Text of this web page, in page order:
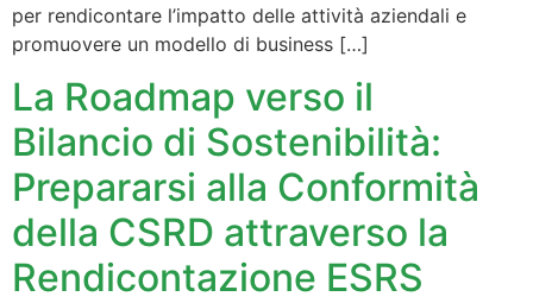
per rendicontare l’impatto delle attività aziendali e
promuovere un modello di business […]
La Roadmap verso il
Bilancio di Sostenibilità:
Prepararsi alla Conformità
della CSRD attraverso la
Rendicontazione ESRS